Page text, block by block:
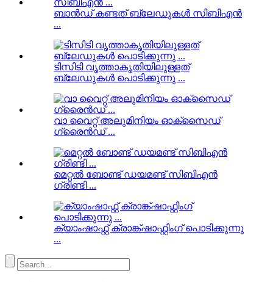
ബാൻഡ് കണ്ടത് ബ്ലേഡുകൾ സിബിഎൻ
...
ടിസിടി വൃത്താകൃതിയിലുള്ളത്
ബ്ലേഡുകൾ പൊടിക്കുന്നു ...
വാ വൈറ്റ് അലുമിനിയം ഓക്സൈഡ്
ഗ്രൈൻഡ് ...
മെറ്റൽ ബോണ്ട് ഡയമണ്ട് സിബിഎൻ
ഗ്രിണ്ടി ...
ക്യാംഷാഫ്റ്റ് ക്രാങ്ക്ഷാഫ്റ്റിംഗ് പൊടിക്കുന്നു
...